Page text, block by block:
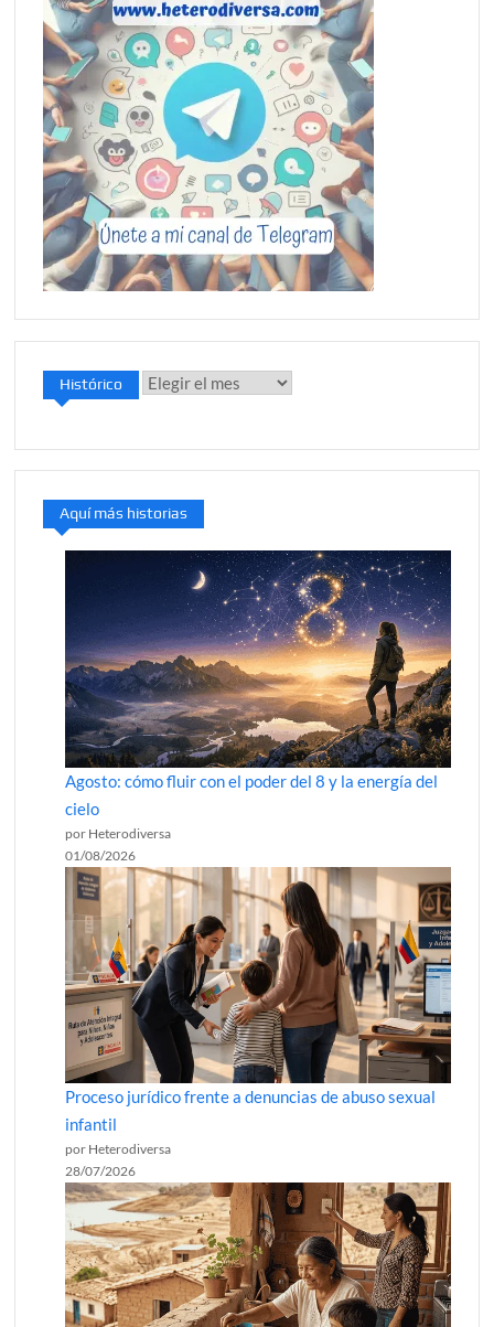
Histórico Histórico
Aquí más historias
Agosto: cómo fluir con el poder del 8 y la energía del
cielo
por Heterodiversa
01/08/2026
Proceso jurídico frente a denuncias de abuso sexual
infantil
por Heterodiversa
28/07/2026